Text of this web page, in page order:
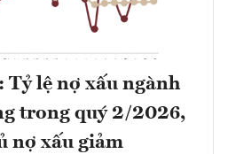
Tỷ lệ nợ xấu ngành
trong quý 2/2026,
nợ xấu giảm